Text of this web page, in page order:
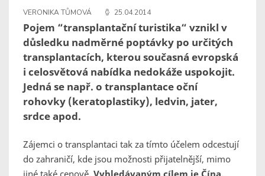
VERONIKA TŮMOVÁ 25.04.2014
Pojem “transplantační turistika“ vznikl v
důsledku nadměrné poptávky po určitých
transplantacích, kterou současná evropská
i celosvětová nabídka nedokáže uspokojit.
Jedná se např. o transplantace oční
rohovky (keratoplastiky), ledvin, jater,
srdce apod.
Zájemci o transplantaci tak za tímto účelem odcestují
do zahraničí, kde jsou možnosti přijatelnější, mimo